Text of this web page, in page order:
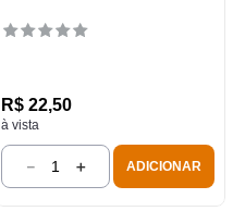
R$ 22,50
à vista
＋
－ ADICIONAR